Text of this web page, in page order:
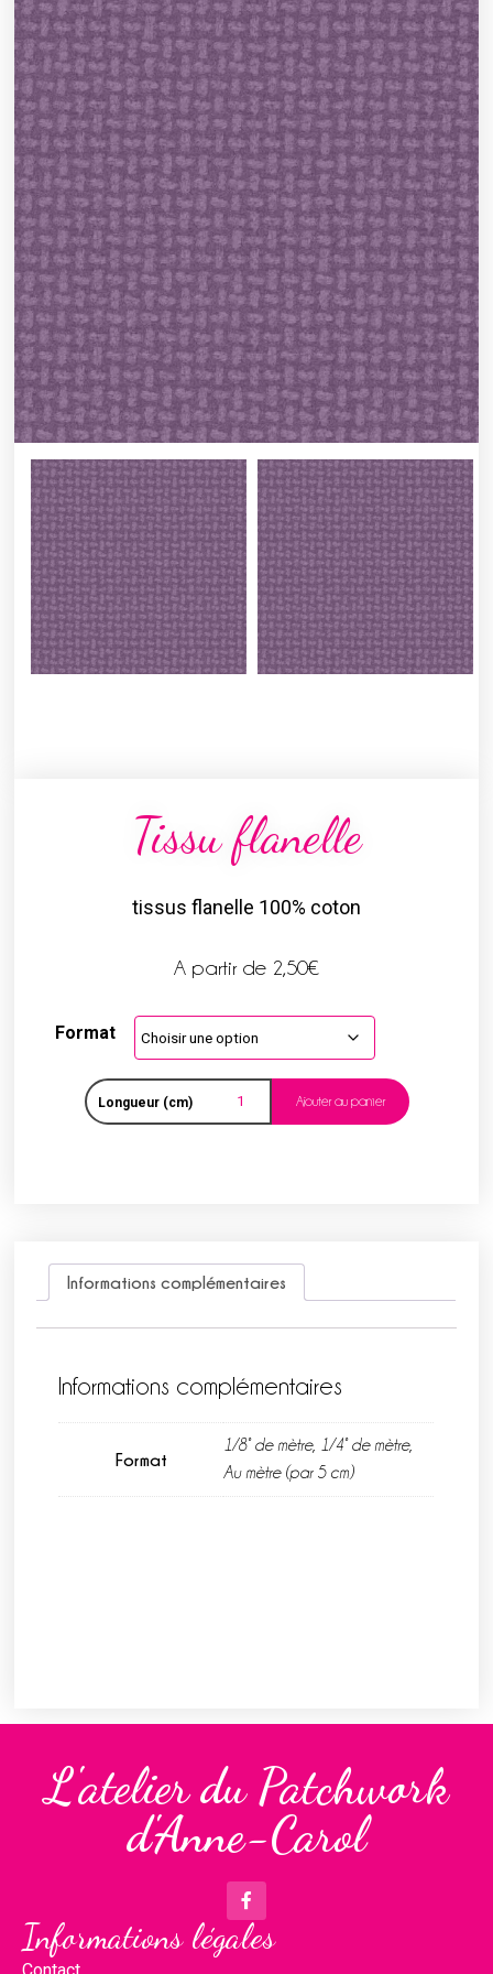
Tissu flanelle
tissus flanelle 100% coton
A partir de 2,50€
Format
Longueur (cm) Ajouter au panier
Informations complémentaires
Informations complémentaires
Format
1/8° de mètre, 1/4° de mètre,
Au mètre (par 5 cm)
L'atelier du Patchwork
d'Anne-Carol
Informations légales
Contact